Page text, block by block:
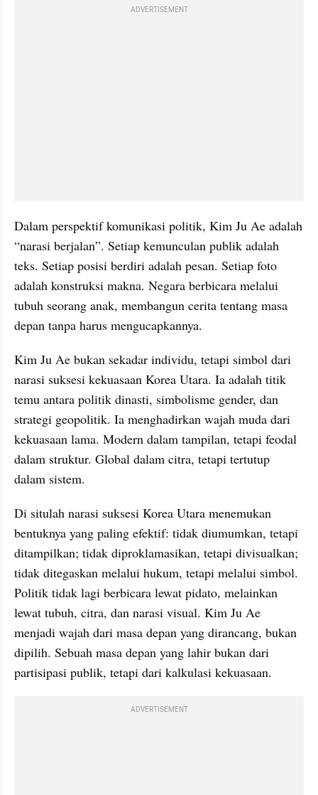
ADVERTISEMENT
Dalam perspektif komunikasi politik, Kim Ju Ae adalah
“narasi berjalan”. Setiap kemunculan publik adalah
teks. Setiap posisi berdiri adalah pesan. Setiap foto
adalah konstruksi makna. Negara berbicara melalui
tubuh seorang anak, membangun cerita tentang masa
depan tanpa harus mengucapkannya.
Kim Ju Ae bukan sekadar individu, tetapi simbol dari
narasi suksesi kekuasaan Korea Utara. Ia adalah titik
temu antara politik dinasti, simbolisme gender, dan
strategi geopolitik. Ia menghadirkan wajah muda dari
kekuasaan lama. Modern dalam tampilan, tetapi feodal
dalam struktur. Global dalam citra, tetapi tertutup
dalam sistem.
Di situlah narasi suksesi Korea Utara menemukan
bentuknya yang paling efektif: tidak diumumkan, tetapi
ditampilkan; tidak diproklamasikan, tetapi divisualkan;
tidak ditegaskan melalui hukum, tetapi melalui simbol.
Politik tidak lagi berbicara lewat pidato, melainkan
lewat tubuh, citra, dan narasi visual. Kim Ju Ae
menjadi wajah dari masa depan yang dirancang, bukan
dipilih. Sebuah masa depan yang lahir bukan dari
partisipasi publik, tetapi dari kalkulasi kekuasaan.
ADVERTISEMENT